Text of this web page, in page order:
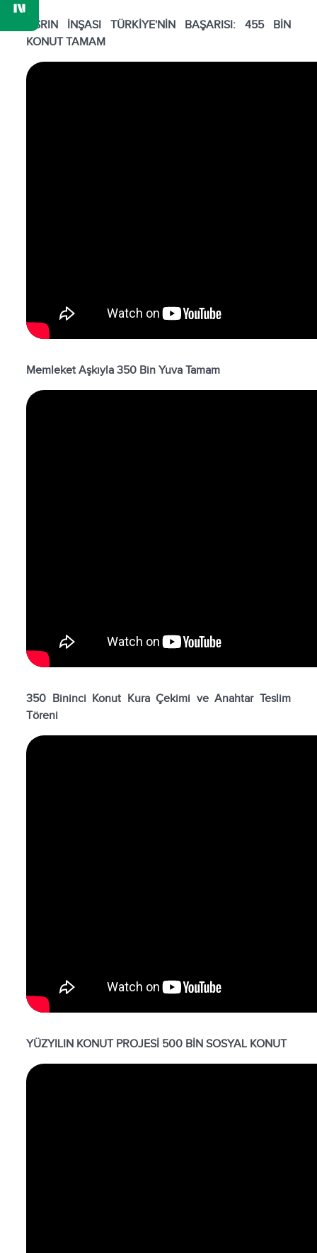
ASRIN İNŞASI TÜRKİYE'NİN BAŞARISI: 455 BİN
KONUT TAMAM
Memleket Aşkıyla 350 Bin Yuva Tamam
350 Bininci Konut Kura Çekimi ve Anahtar Teslim
Töreni
YÜZYILIN KONUT PROJESİ 500 BİN SOSYAL KONUT